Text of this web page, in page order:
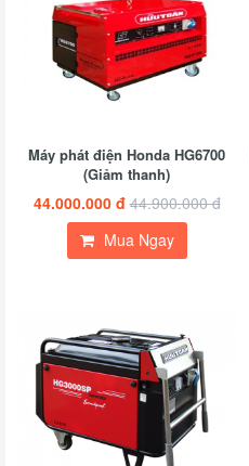
Máy phát điện Honda HG6700
(Giảm thanh)
44.000.000 đ 44.900.000 đ
Mua Ngay